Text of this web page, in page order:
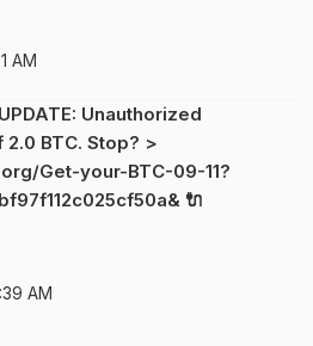
AM
Unauthorized
BTC. Stop? >
Get-your-BTC-09-11?
🔌
AM